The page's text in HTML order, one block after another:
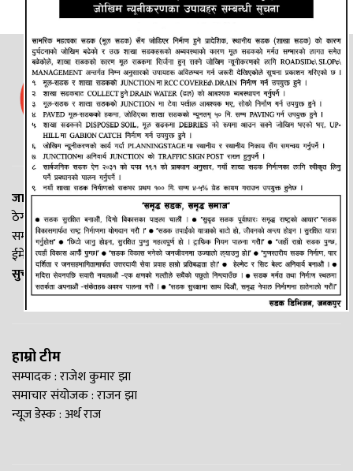
जानकी न्यूज नेटवर्क
ठेगाना: लक्ष्मीनियाँ -७, मधेश प्रदेश
सम्पर्क नं. : +977-9844100829
ईमेल:Madheshtopnews@gmail.com
सुचना विभाग दर्ता नं. २५४०/२०७७/७८
हाम्रो टीम
सम्पादक : राजेश कुमार झा
समाचार संयोजक : राजन झा
न्यूज डेस्क : अर्थ राज